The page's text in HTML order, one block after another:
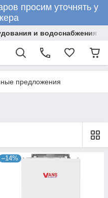
просим уточнять у
и водоснабжения
предложения
–14%